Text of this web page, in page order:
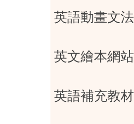
英語動畫文法
英文繪本網站
英語補充教材